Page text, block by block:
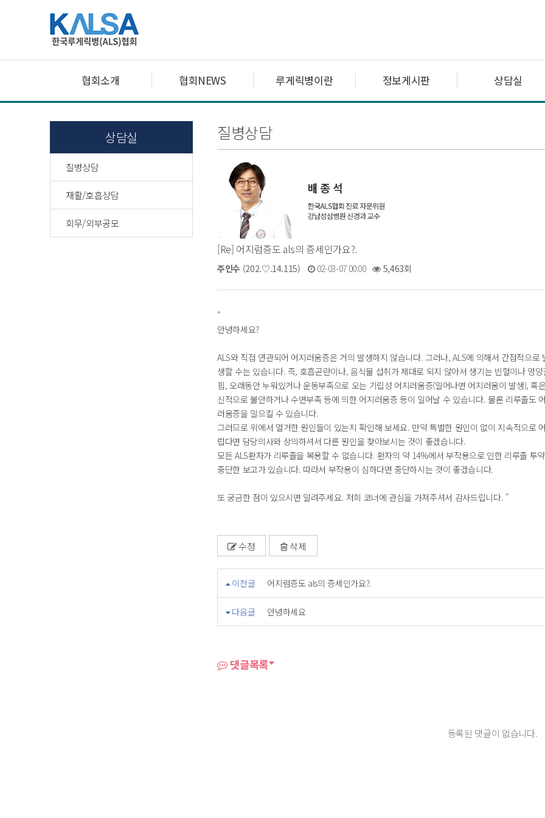
협회소개 협회NEWS 루게릭병이란 정보게시판 상담실
상담실
질병상담
재활/호흡상담
회무/외부공모
질병상담
[Re] 어지럼증도 als의 증세인가요?.
주인수 (202.♡.14.115) 02-03-07 00:00 5,463회
"
안녕하세요?
ALS와 직접 연관되어 어지러움증은 거의 발생하지 않습니다. 그러나, ALS에 의해서 간접적으로
생할 수는 있습니다. 즉, 호흡곤란이나, 음식물 섭취가 제대로 되지 않아서 생기는 빈혈이나 영양
핍, 오래동안 누워있거나 운동부족으로 오는 기립성 어지러움증(일어나면 어지러움이 발생), 혹
신적으로 불안하거나 수면부족 등에 의한 어지러움증 등이 일어날 수 있습니다. 물론 리루졸도
러움증을 일으킬 수 있습니다.
그러므로 위에서 열거한 원인들이 있는지 확인해 보세요. 만약 특별한 원인이 없이 지속적으로
럽다면 담당의사와 상의하셔서 다른 원인을 찾아보시는 것이 좋겠습니다.
모든 ALS환자가 리루졸을 복용할 수 없습니다. 환자의 약 14%에서 부작용으로 인한 리루졸 투
중단한 보고가 있습니다. 따라서 부작용이 심하다면 중단하시는 것이 좋겠습니다.
또 궁금한 점이 있으시면 알려주세요. 저희 코너에 관심을 가져주셔서 감사드립니다. "
수정 삭제
이전글 어지럼증도 als의 증세인가요?.
다음글 안녕하세요
댓글목록
등록된 댓글이 없습니다.